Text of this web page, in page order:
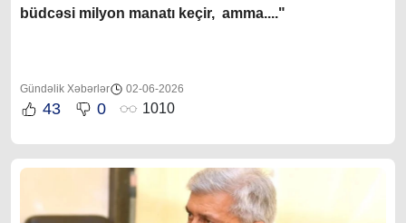
büdcəsi milyon manatı keçir, amma...."
Gündəlik Xəbərlər 02-06-2026
43 0 1010